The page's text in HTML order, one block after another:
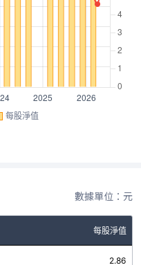
每股淨值
數據單位：元
每股淨值
2.86